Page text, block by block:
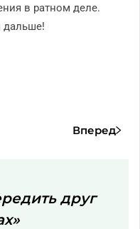
в ратном деле.
дальше!
Вперед
друг